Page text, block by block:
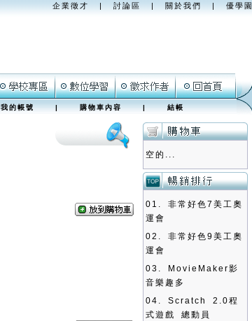
企業徵才 | 討論區 | 關於我們 | 優學園
我的帳號|購物車內容|結帳
空的...
01. 非常好色7美工奧
運會
02. 非常好色9美工奧
運會
03.
MovieMaker影
音樂趣多
04. Scratch 2.0程
式遊戲 總動員